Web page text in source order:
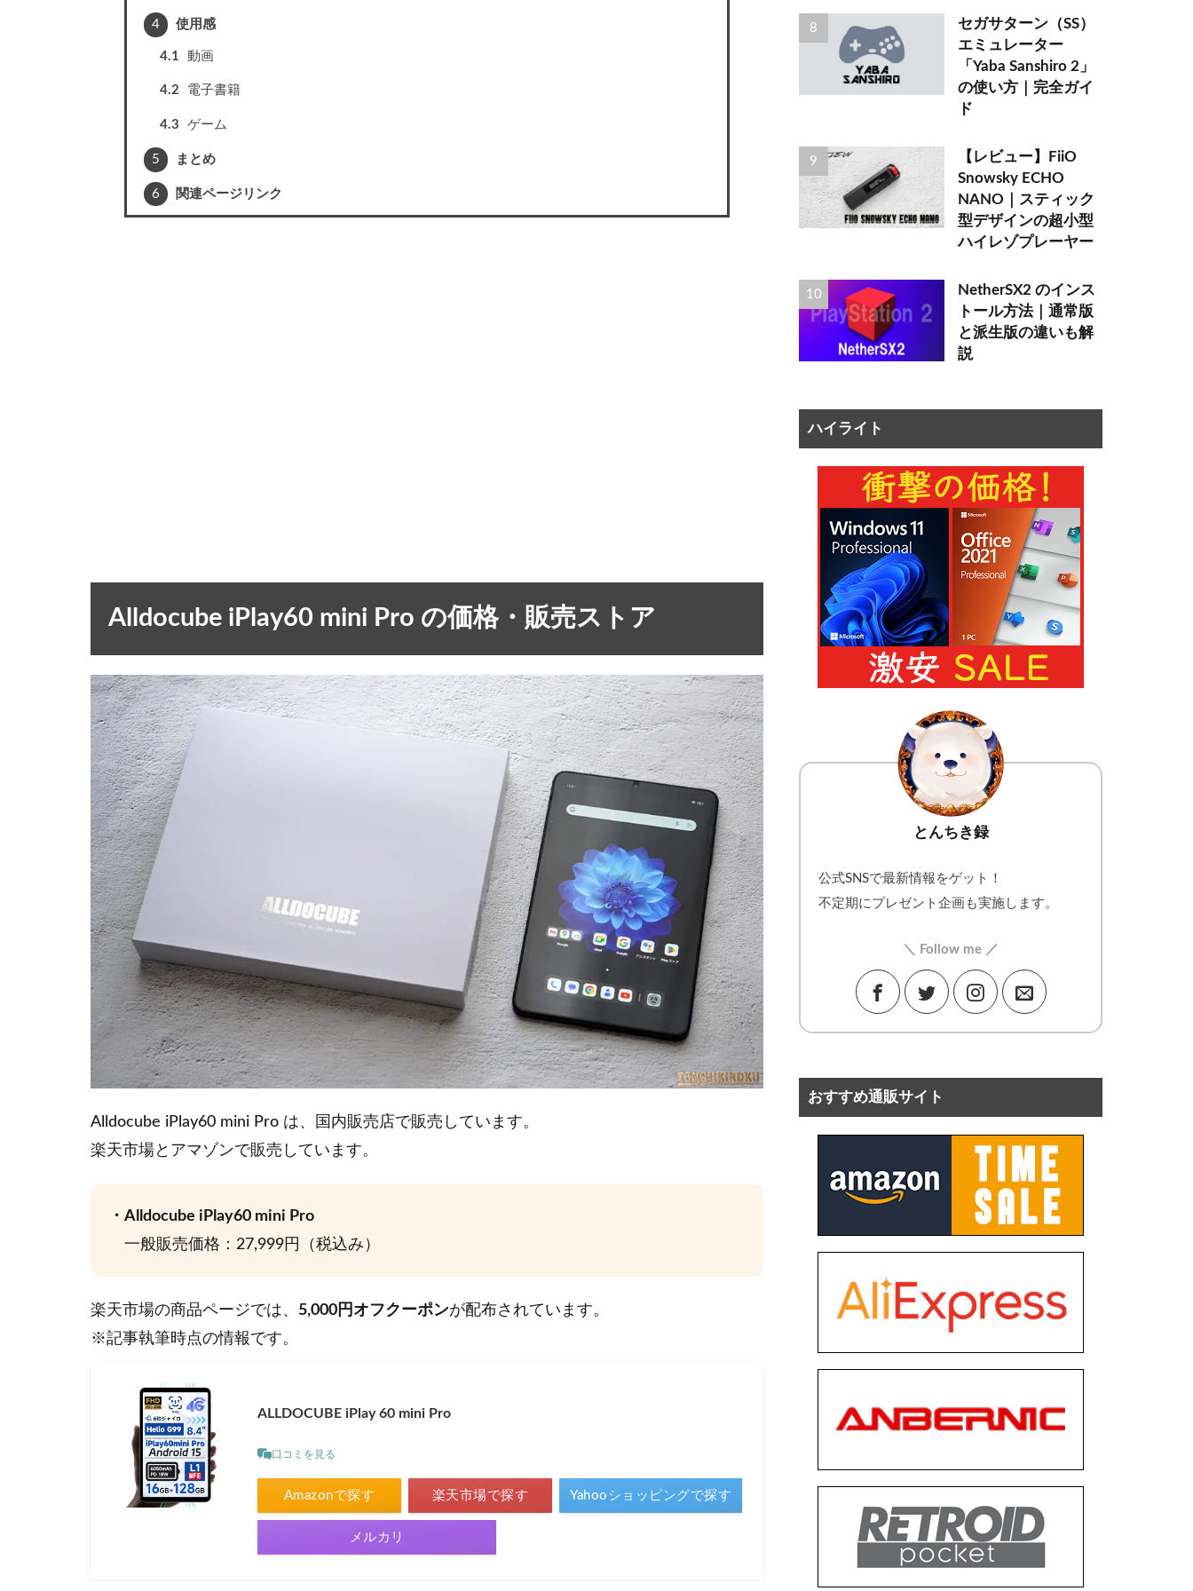
4 使用感
4.1 動画
4.2 電子書籍
4.3 ゲーム
5 まとめ
6 関連ページリンク
Alldocube iPlay60 mini Pro の価格・販売ストア
Alldocube iPlay60 mini Pro は、国内販売店で販売しています。
楽天市場とアマゾンで販売しています。
・Alldocube iPlay60 mini Pro
一般販売価格：27,999円（税込み）
楽天市場の商品ページでは、 5,000円オフクーポンが配布されています。
※記事執筆時点の情報です。
ALLDOCUBE iPlay 60 mini Pro
口コミを見る
Amazonで探す 楽天市場で探す Yahooショッピングで探す
メルカリ
セガサターン（SS）
エミュレーター
「Yaba Sanshiro 2」
の使い方｜完全ガイ
ド
【レビュー】FiiO
Snowsky ECHO
NANO｜スティック
型デザインの超小型
ハイレゾプレーヤー
NetherSX2 のインス
トール方法｜通常版
と派生版の違いも解
説
ハイライト
とんちき録
公式SNSで最新情報をゲット！
不定期にプレゼント企画も実施します。
＼ Follow me ／
おすすめ通販サイト